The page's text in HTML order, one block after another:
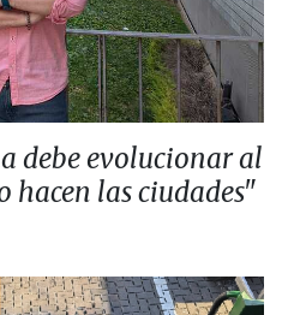
debe evolucionar al
las ciudades"